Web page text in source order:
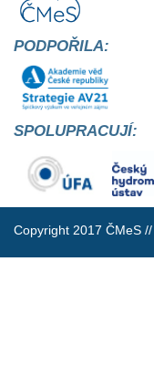
PODPOŘILA:
SPOLUPRACUJÍ:
Copyright 2017 ČMeS //